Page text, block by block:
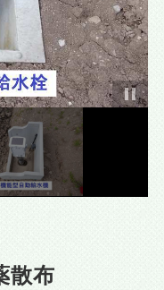
散布